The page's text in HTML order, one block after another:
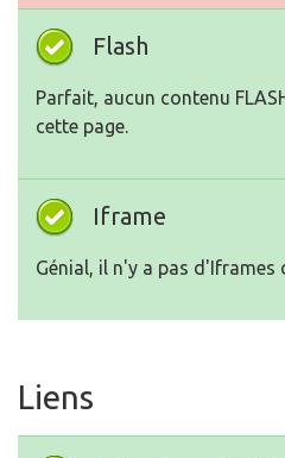
Flash
Parfait, aucun contenu
cette page.
Iframe
Génial, il n'y a pas d'Iframes
Liens